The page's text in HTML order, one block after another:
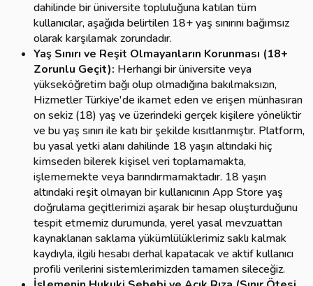
dahilinde bir üniversite topluluğuna katılan tüm
kullanıcılar, aşağıda belirtilen 18+ yaş sınırını bağımsız
olarak karşılamak zorundadır.
Yaş Sınırı ve Reşit Olmayanların Korunması (18+
Zorunlu Geçit): Herhangi bir üniversite veya
yükseköğretim bağı olup olmadığına bakılmaksızın,
Hizmetler Türkiye'de ikamet eden ve erişen münhasıran
on sekiz (18) yaş ve üzerindeki gerçek kişilere yöneliktir
ve bu yaş sınırı ile katı bir şekilde kısıtlanmıştır. Platform,
bu yasal yetki alanı dahilinde 18 yaşın altındaki hiç
kimseden bilerek kişisel veri toplamamakta,
işlememekte veya barındırmamaktadır. 18 yaşın
altındaki reşit olmayan bir kullanıcının App Store yaş
doğrulama geçitlerimizi aşarak bir hesap oluşturduğunu
tespit etmemiz durumunda, yerel yasal mevzuattan
kaynaklanan saklama yükümlülüklerimiz saklı kalmak
kaydıyla, ilgili hesabı derhal kapatacak ve aktif kullanıcı
profili verilerini sistemlerimizden tamamen sileceğiz.